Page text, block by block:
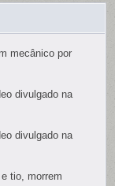
mecânico por
divulgado na
divulgado na
tio, morrem